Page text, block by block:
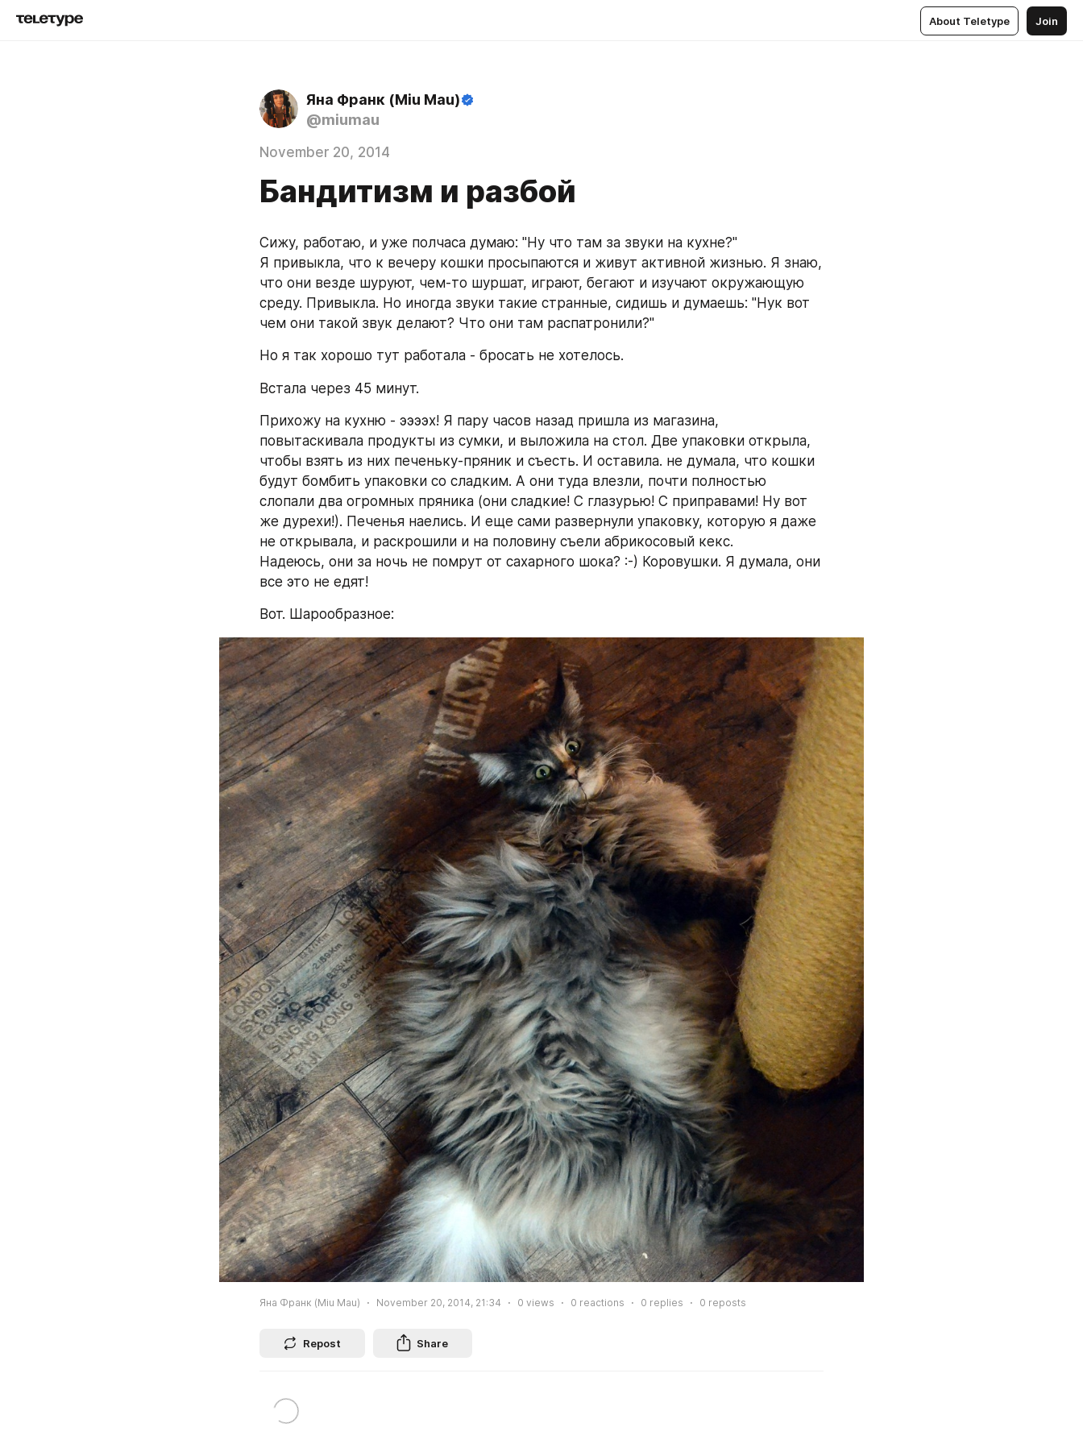
About Teletype Join
Яна Франк (Miu Mau)
@miumau
November 20, 2014
Бандитизм и разбой
Сижу, работаю, и уже полчаса думаю: "Ну что там за звуки на кухне?"
Я привыкла, что к вечеру кошки просыпаются и живут активной жизнью. Я знаю,
что они везде шуруют, чем-то шуршат, играют, бегают и изучают окружающую
среду. Привыкла. Но иногда звуки такие странные, сидишь и думаешь: "Нук вот
чем они такой звук делают? Что они там распатронили?"
Но я так хорошо тут работала - бросать не хотелось.
Встала через 45 минут.
Прихожу на кухню - ээээх! Я пару часов назад пришла из магазина,
повытаскивала продукты из сумки, и выложила на стол. Две упаковки открыла,
чтобы взять из них печеньку-пряник и съесть. И оставила. не думала, что кошки
будут бомбить упаковки со сладким. А они туда влезли, почти полностью
слопали два огромных пряника (они сладкие! С глазурью! С приправами! Ну вот
же дурехи!). Печенья наелись. И еще сами развернули упаковку, которую я даже
не открывала, и раскрошили и на половину съели абрикосовый кекс.
Надеюсь, они за ночь не помрут от сахарного шока? :-) Коровушки. Я думала, они
все это не едят!
Вот. Шарообразное:
Яна Франк (Miu Mau) November 20, 2014, 21:34 0 views 0 reactions 0 replies 0 reposts
Repost Share